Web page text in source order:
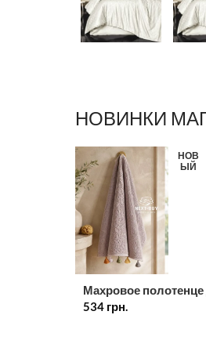
НОВИНКИ
НОВ
ЫЙ
Махровое
лица лиловое с
534 грн.